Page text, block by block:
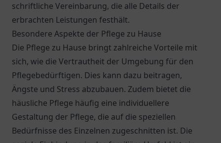
schriftliche Vereinbarung, die alle Details der
erbrachten Leistungen festhält.
Besondere Aspekte der Pflege zu Hause
Die Pflege zu Hause bringt zahlreiche Vorteile mit
sich, wie die Vertrautheit der Umgebung für den
Pflegebedürftigen. Dies kann dazu beitragen,
Ängste und Stress abzubauen. Zudem bietet die
häusliche Pflege häufig eine individuellere
Gestaltung der Pflege, die auf die speziellen
Bedürfnisse des Einzelnen zugeschnitten ist. Die